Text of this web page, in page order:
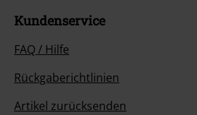
Kundenservice
FAQ / Hilfe
Rückgaberichtlinien
Artikel zurücksenden